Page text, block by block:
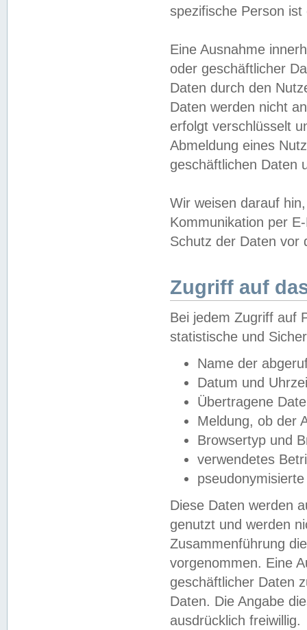
spezifische Person
Eine Ausnahme
oder geschäftlicher
Daten durch den
Daten werden nicht
erfolgt verschlüsselt
Abmeldung eines
geschäftlichen Daten
Wir weisen darauf
Kommunikation per
Schutz der Daten vor
Zugriff auf
Bei jedem Zugriff auf
statistische und
Name der
Datum und
Übertragene
Meldung, ob der
Browsertyp und
verwendetes
Diese Daten werden
genutzt und werden
Zusammenführung
vorgenommen. Eine
geschäftlicher Daten
Daten. Die Angabe
ausdrücklich freiwillig.